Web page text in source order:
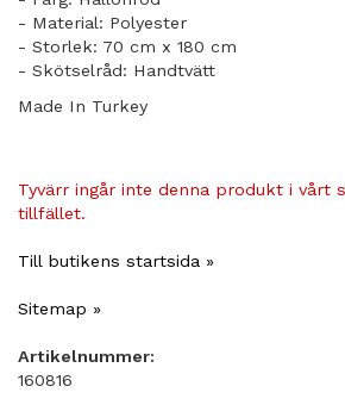
- Material: Polyester
- Storlek: 70 cm x 180 cm
- Skötselråd: Handtvätt
Made In Turkey
Tyvärr ingår inte denna produkt i vårt
tillfället.
Till butikens startsida »
Sitemap »
Artikelnummer:
160816